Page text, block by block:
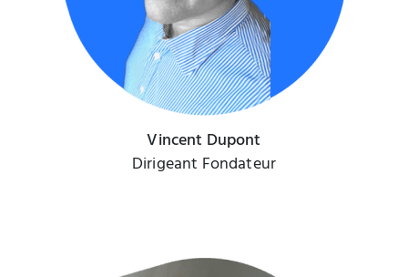
Vincent Dupont
Dirigeant Fondateur